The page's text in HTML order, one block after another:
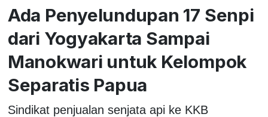
Ada Penyelundupan 17 Senpi
dari Yogyakarta Sampai
Manokwari untuk Kelompok
Separatis Papua
Sindikat penjualan senjata api ke KKB